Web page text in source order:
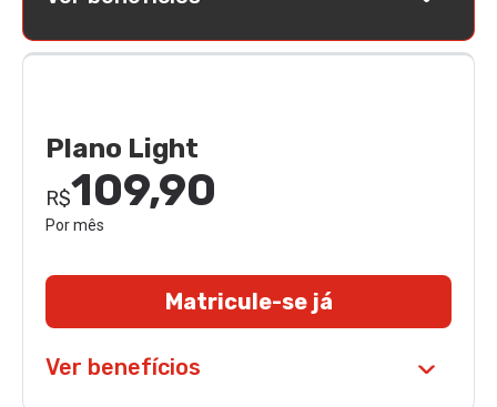
Plano Light
R$109,90
Por mês
Matricule-se já
Ver benefícios